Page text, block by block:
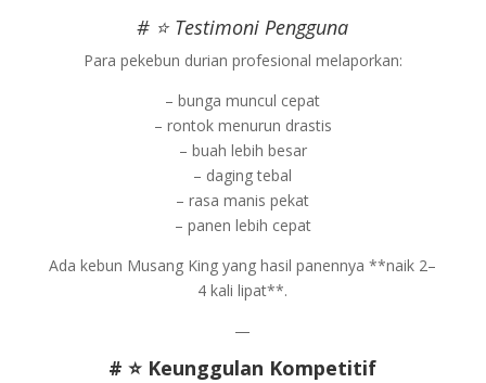
# ⭐ Testimoni Pengguna
Para pekebun durian profesional melaporkan:
– bunga muncul cepat
– rontok menurun drastis
– buah lebih besar
– daging tebal
– rasa manis pekat
– panen lebih cepat
Ada kebun Musang King yang hasil panennya **naik 2–
4 kali lipat**.
—
# ⭐ Keunggulan Kompetitif